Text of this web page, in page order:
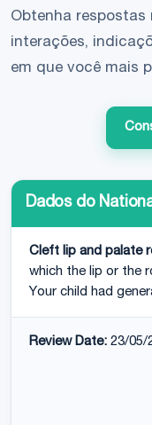
Obtenha respostas
interações,
em que você mais
Dados do
Cleft lip and palate
which the lip or the
Your child had
Review Date: 23/05/